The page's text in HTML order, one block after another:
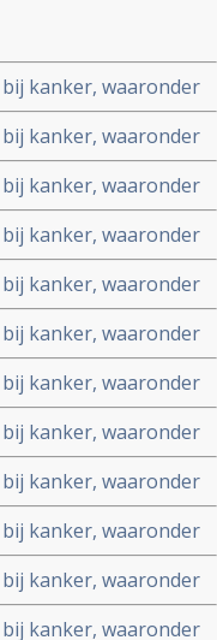
kanker, waaronder
Valstar. Nummers
kanker, waaronder
Valstar. Nummers
kanker, waaronder
Valstar. Nummers
kanker, waaronder
Valstar. Nummers
kanker, waaronder
Valstar. Nummers
kanker, waaronder
Valstar. Nummers
kanker, waaronder
Valstar. Nummers
kanker, waaronder
Valstar. Nummers
kanker, waaronder
Valstar. Nummers
kanker, waaronder
Valstar. Nummers
kanker, waaronder
Valstar. Nummers
kanker, waaronder